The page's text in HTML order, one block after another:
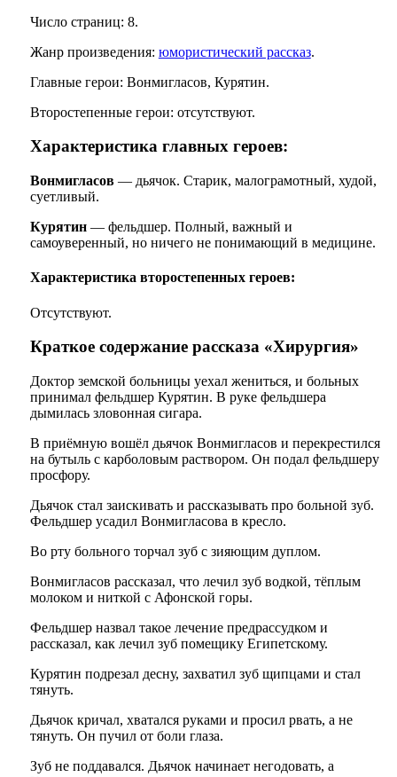
Число страниц: 8.
Жанр произведения: юмористический рассказ.
Главные герои: Вонмигласов, Курятин.
Второстепенные герои: отсутствуют.
Характеристика главных героев:
Вонмигласов— дьячок. Старик, малограмотный, худой,
суетливый.
Курятин— фельдшер. Полный, важный и
самоуверенный, но ничего не понимающий в медицине.
Характеристика второстепенных героев:
Отсутствуют.
Краткое содержание рассказа «Хирургия»
Доктор земской больницы уехал жениться, и больных
принимал фельдшер Курятин. В руке фельдшера
дымилась зловонная сигара.
В приёмную вошёл дьячок Вонмигласов и перекрестился
на бутыль с карболовым раствором. Он подал фельдшеру
просфору.
Дьячок стал заискивать и рассказывать про больной зуб.
Фельдшер усадил Вонмигласова в кресло.
Во рту больного торчал зуб с зияющим дуплом.
Вонмигласов рассказал, что лечил зуб водкой, тёплым
молоком и ниткой с Афонской горы.
Фельдшер назвал такое лечение предрассудком и
рассказал, как лечил зуб помещику Египетскому.
Курятин подрезал десну, захватил зуб щипцами и стал
тянуть.
Дьячок кричал, хватался руками и просил рвать, а не
тянуть. Он пучил от боли глаза.
Зуб не поддавался. Дьячок начинает негодовать, а